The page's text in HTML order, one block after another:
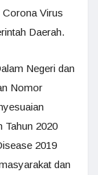
Corona Virus
Daerah.
Negeri dan
Nomor
Tahun 2020
2019
dan